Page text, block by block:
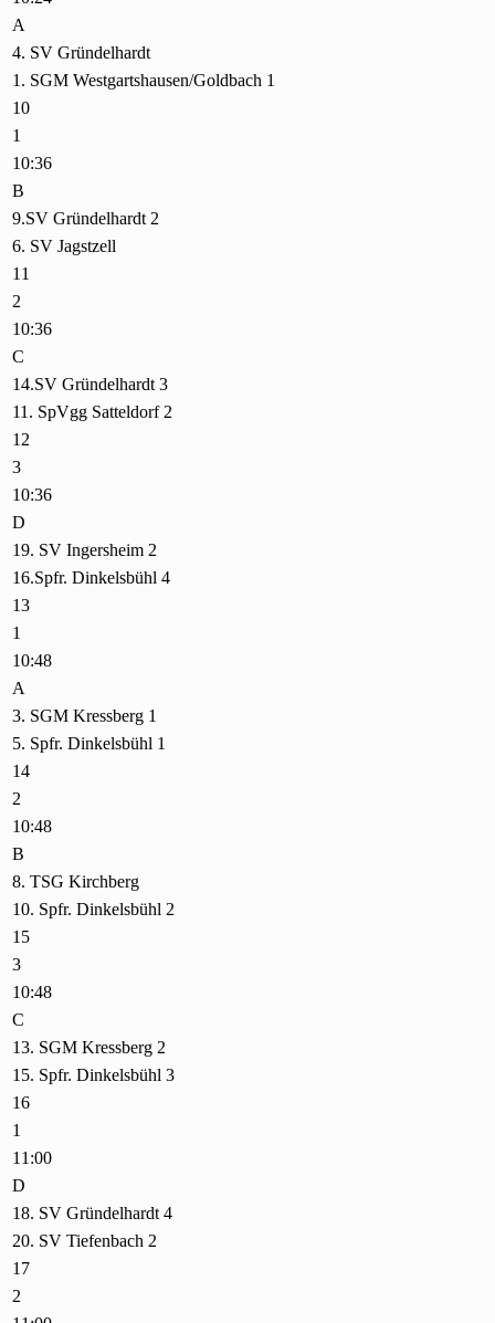
A
4. SV Gründelhardt
1. SGM Westgartshausen/Goldbach 1
10
1
10:36
B
9.SV Gründelhardt 2
6. SV Jagstzell
11
2
10:36
C
14.SV Gründelhardt 3
11. SpVgg Satteldorf 2
12
3
10:36
D
19. SV Ingersheim 2
16.Spfr. Dinkelsbühl 4
13
1
10:48
A
3. SGM Kressberg 1
5. Spfr. Dinkelsbühl 1
14
2
10:48
B
8. TSG Kirchberg
10. Spfr. Dinkelsbühl 2
15
3
10:48
C
13. SGM Kressberg 2
15. Spfr. Dinkelsbühl 3
16
1
11:00
D
18. SV Gründelhardt 4
20. SV Tiefenbach 2
17
2